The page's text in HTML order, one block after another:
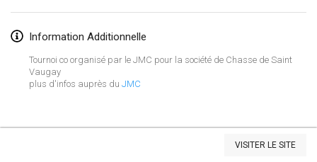
Afficher la liste
Information Additionnelle
Tournoi co organisé par le JMC pour la société de Chasse de Saint
Vaugay
plus d'infos auprès du JMC
VISITER LE SITE
24 févr. 2018|République tchèque
SM HalliMölkky - Finnish Championship
24 févr. 2018| Finlande